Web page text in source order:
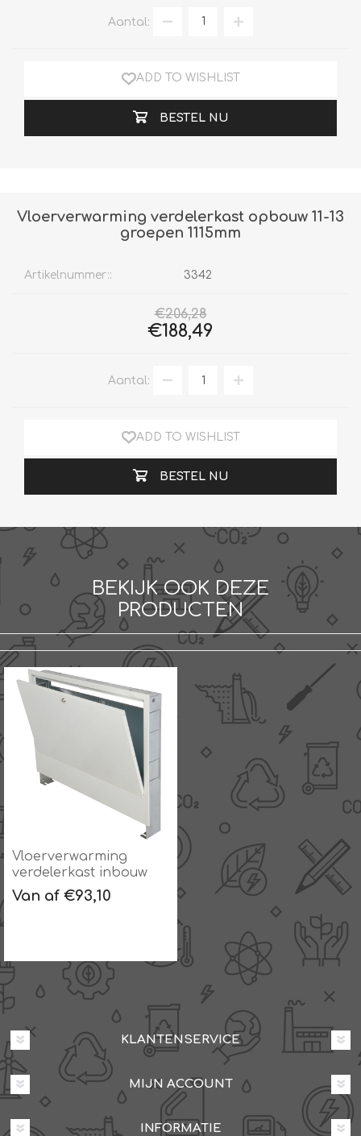
Aantal:
ADD TO WISHLIST
BESTEL NU
Vloerverwarming verdelerkast opbouw 11-13
groepen 1115mm
Artikelnummer:: 3342
€206,28
€188,49
Aantal:
ADD TO WISHLIST
BESTEL NU
BEKIJK OOK DEZE
PRODUCTEN
Vloerverwarming
verdelerkast inbouw
Van af €93,10
KLANTENSERVICE
MIJN ACCOUNT
INFORMATIE